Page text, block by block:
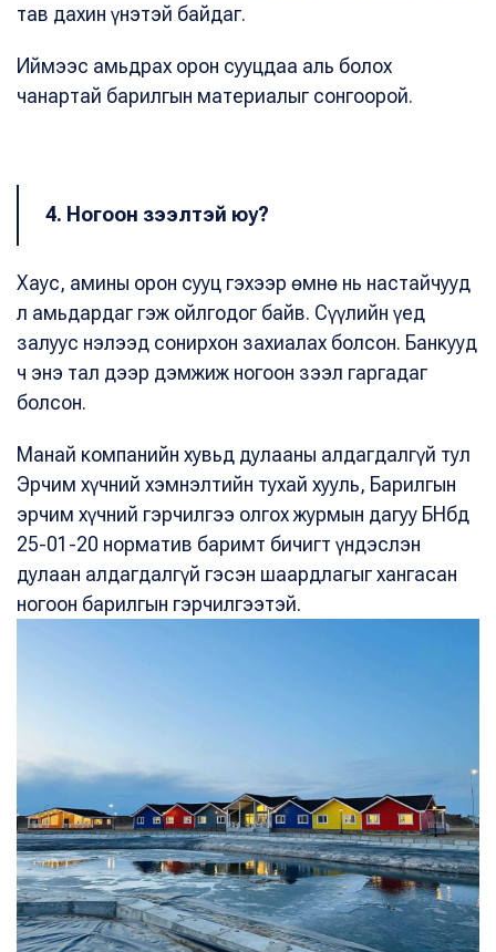
тав дахин үнэтэй байдаг.
Иймээс амьдрах орон сууцдаа аль болох
чанартай барилгын материалыг сонгоорой.
4. Ногоон зээлтэй юу?
Хаус, амины орон сууц гэхээр өмнө нь настайчууд
л амьдардаг гэж ойлгодог байв. Сүүлийн үед
залуус нэлээд сонирхон захиалах болсон. Банкууд
ч энэ тал дээр дэмжиж ногоон зээл гаргадаг
болсон.
Манай компанийн хувьд дулааны алдагдалгүй тул
Эрчим хүчний хэмнэлтийн тухай хууль, Барилгын
эрчим хүчний гэрчилгээ олгох журмын дагуу БНбд
25-01-20 норматив баримт бичигт үндэслэн
дулаан алдагдалгүй гэсэн шаардлагыг хангасан
ногоон барилгын гэрчилгээтэй.